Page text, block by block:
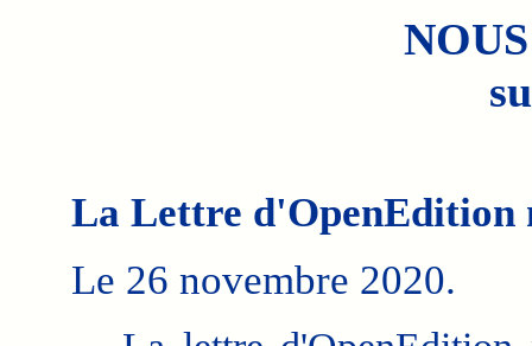
La Lettre d'OpenEdition
Le 26 novembre 2020.